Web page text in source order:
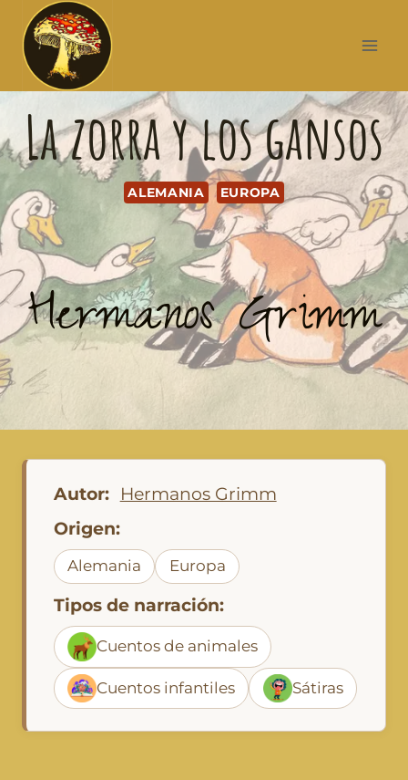
La zorra y los gansos
ALEMANIA EUROPA
Hermanos Grimm
Autor:
Hermanos Grimm
Origen:
Alemania Europa
Tipos de narración:
Cuentos de animales
Cuentos infantiles Sátiras